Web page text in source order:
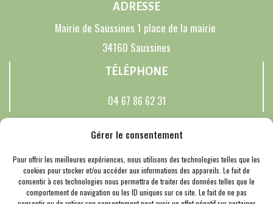
Gérer le consentement
Pour offrir les meilleures expériences, nous utilisons des technologies telles que les
cookies pour stocker et/ou accéder aux informations des appareils. Le fait de
consentir à ces technologies nous permettra de traiter des données telles que le
comportement de navigation ou les ID uniques sur ce site. Le fait de ne pas
ADRESSE
Mairie de Saussines 1 place de la mairie
34160 Saussines
TÉLÉPHONE
04 67 86 62 31
© 2026 Saussines. Un service proposé parComm'un Site